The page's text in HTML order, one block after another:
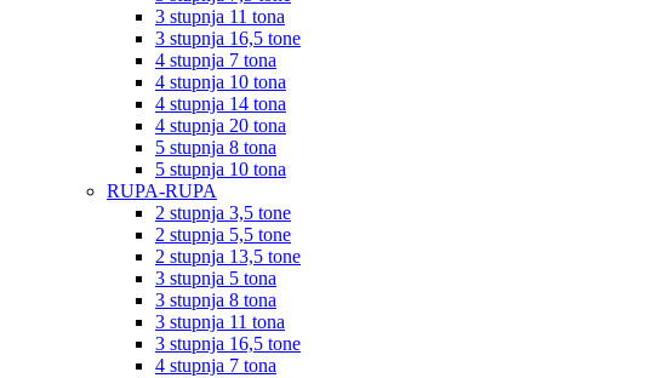
3 stupnja 11 tona
3 stupnja 16,5 tone
4 stupnja 7 tona
4 stupnja 10 tona
4 stupnja 14 tona
4 stupnja 20 tona
5 stupnja 8 tona
5 stupnja 10 tona
RUPA-RUPA
2 stupnja 3,5 tone
2 stupnja 5,5 tone
2 stupnja 13,5 tone
3 stupnja 5 tona
3 stupnja 8 tona
3 stupnja 11 tona
3 stupnja 16,5 tone
4 stupnja 7 tona